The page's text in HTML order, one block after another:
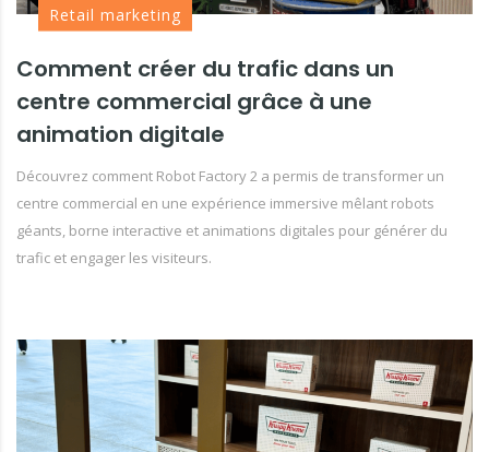
Retail marketing
Comment créer du trafic dans un
centre commercial grâce à une
animation digitale
Découvrez comment Robot Factory 2 a permis de transformer un
centre commercial en une expérience immersive mêlant robots
géants, borne interactive et animations digitales pour générer du
trafic et engager les visiteurs.